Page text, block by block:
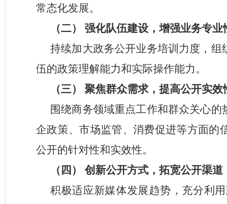
常态化发展。
（二）
强化队伍建设，增强业务专业
持续加大政务公开业务培训力度，
伍的政策理解能力和实际操作能力。
（三）
聚焦群众需求，提高公开实效
围绕商务领域重点工作和群众关心
企政策、市场监管、消费促进等方面的
公开的针对性和实效性。
（四）
创新公开方式，拓宽公开渠道
积极适应新媒体发展趋势，充分利